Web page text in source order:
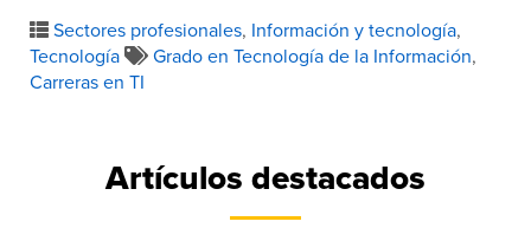
Sectores profesionales, Información y tecnología,
Tecnología
Grado en Tecnología de la Información,
Carreras en TI
Artículos destacados